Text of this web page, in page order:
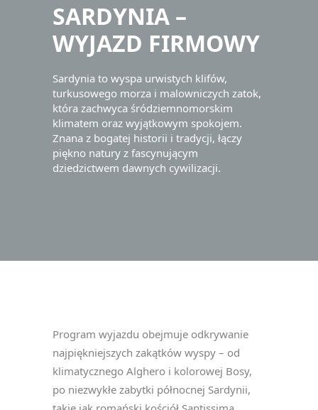
SARDYNIA –
WYJAZD FIRMOWY
Sardynia to wyspa urwistych klifów,
turkusowego morza i malowniczych zatok,
która zachwyca śródziemnomorskim
klimatem oraz wyjątkowym spokojem.
Znana z bogatej historii i tradycji, łączy
piękno natury z fascynującym
dziedzictwem dawnych cywilizacji.
Program wyjazdu obejmuje odkrywanie
najpiękniejszych zakątków wyspy – od
klimatycznego Alghero i kolorowej Bosy,
po niezwykłe zabytki północnej Sardynii,